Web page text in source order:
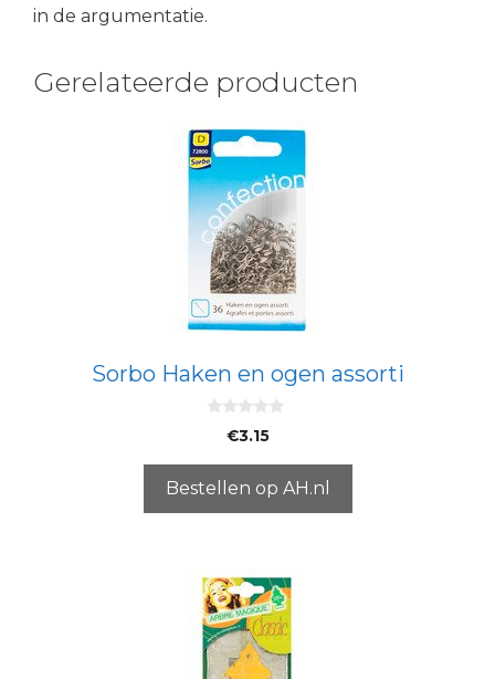
in de argumentatie.
Gerelateerde producten
Sorbo Haken en ogen assorti
5
€3.15
Bestellen op AH.nl